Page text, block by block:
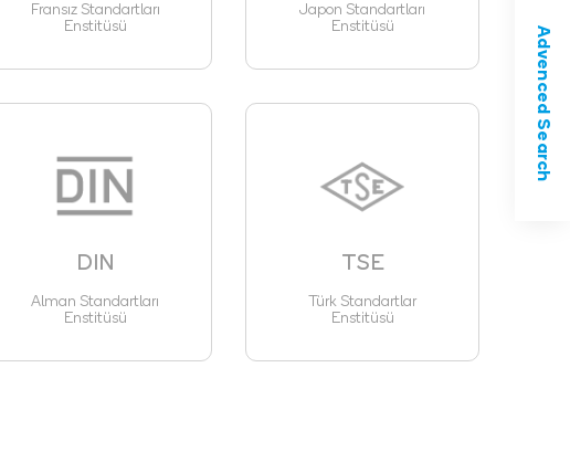
Advenced Search
Fransız Standartları
Enstitüsü
Japon Standartları
Enstitüsü
DIN
Alman Standartları
Enstitüsü
TSE
Türk Standartlar
Enstitüsü